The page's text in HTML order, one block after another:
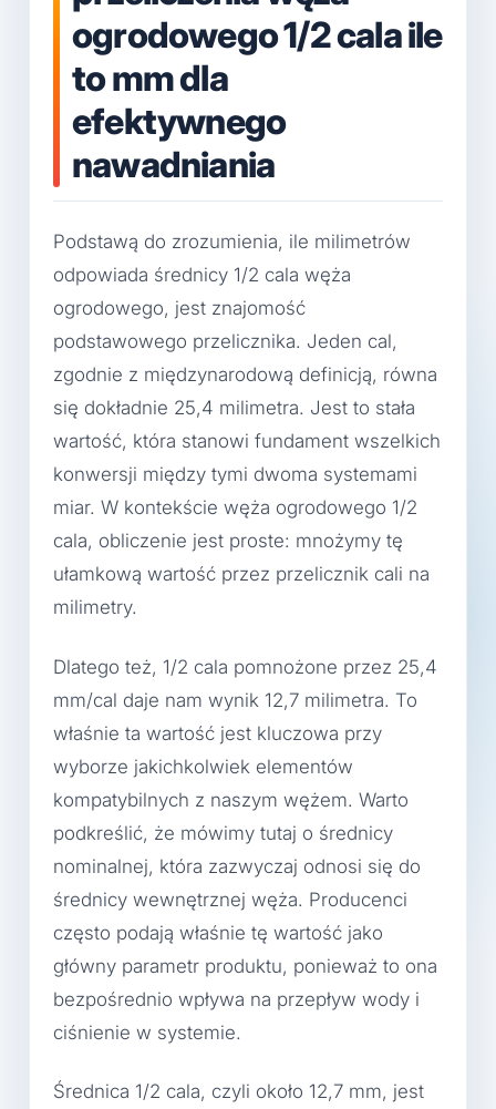
ogrodowego 1/2 cala ile
to mm dla
efektywnego
nawadniania
Podstawą do zrozumienia, ile milimetrów
odpowiada średnicy 1/2 cala węża
ogrodowego, jest znajomość
podstawowego przelicznika. Jeden cal,
zgodnie z międzynarodową definicją, równa
się dokładnie 25,4 milimetra. Jest to stała
wartość, która stanowi fundament wszelkich
konwersji między tymi dwoma systemami
miar. W kontekście węża ogrodowego 1/2
cala, obliczenie jest proste: mnożymy tę
ułamkową wartość przez przelicznik cali na
milimetry.
Dlatego też, 1/2 cala pomnożone przez 25,4
mm/cal daje nam wynik 12,7 milimetra. To
właśnie ta wartość jest kluczowa przy
wyborze jakichkolwiek elementów
kompatybilnych z naszym wężem. Warto
podkreślić, że mówimy tutaj o średnicy
nominalnej, która zazwyczaj odnosi się do
średnicy wewnętrznej węża. Producenci
często podają właśnie tę wartość jako
główny parametr produktu, ponieważ to ona
bezpośrednio wpływa na przepływ wody i
ciśnienie w systemie.
Średnica 1/2 cala, czyli około 12,7 mm, jest